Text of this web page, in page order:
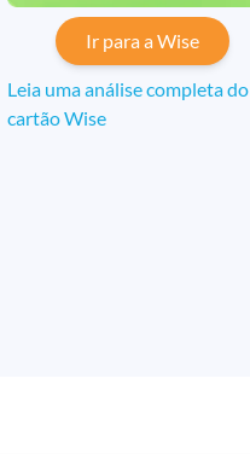
Ir para a Wise
Leia uma análise completa do
cartão Wise